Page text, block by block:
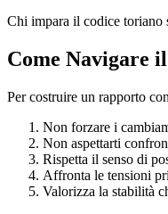
Chi impara il codice toriano
Come Navigare
Per costruire un rapporto
Non forzare i
Non aspettarti
Rispetta il senso di
Affronta le tensioni
Valorizza la stabilità